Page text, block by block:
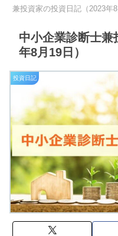
兼投資家の投資日記（2023年8
中小企業診断士兼
年8月19日）
投資日記